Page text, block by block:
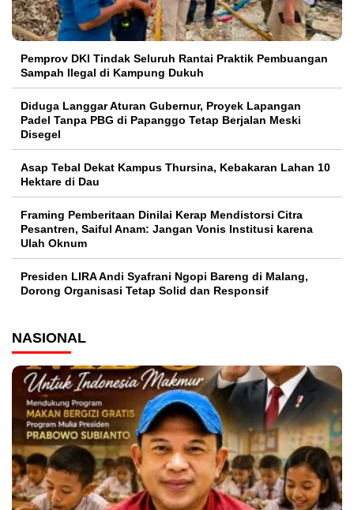
Pemprov DKI Tindak Seluruh Rantai Praktik Pembuangan
Sampah Ilegal di Kampung Dukuh
Diduga Langgar Aturan Gubernur, Proyek Lapangan
Padel Tanpa PBG di Papanggo Tetap Berjalan Meski
Disegel
Asap Tebal Dekat Kampus Thursina, Kebakaran Lahan 10
Hektare di Dau
Framing Pemberitaan Dinilai Kerap Mendistorsi Citra
Pesantren, Saiful Anam: Jangan Vonis Institusi karena
Ulah Oknum
Presiden LIRA Andi Syafrani Ngopi Bareng di Malang,
Dorong Organisasi Tetap Solid dan Responsif
NASIONAL